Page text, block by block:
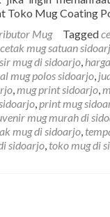
Toko Mug Coating
Mug Tagged
cetak mug satuan
mug di sidoarjo,
mug polos sidoarjo,
,mug print sidoarjo,
,print mug
mug murah di
mug di sidoarjo,
sidoarjo, toko mug di